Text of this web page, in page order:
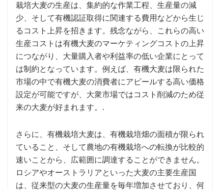
栽培大麦の生産は、集約的な作業工程、生産量の減
少、そして有機認証取得に関連する費用などから生じ
るコスト上昇を招きます。残念ながら、これらの高い
生産コストは有機大麦のマーケティングコストの上昇
につながり、大量購入者や利益率の低い企業にとって
は制約となっています。例えば、有機大麦は限られた
市場の中で有機大麦の消費者にアピールする高い価格
設定が可能ですが、大衆市場ではコスト削減のため従
来の大麦が好まれます。.
さらに、有機栽培大麦は、有機栽培畑の面積が限られ
ていること、そして農地の有機栽培への転換が比較的
速いことから、広範囲に調達することができません。
ロシアやオーストラリアといった大麦の主要生産国
は、従来型の大麦の生産量を毎年増加させており、何